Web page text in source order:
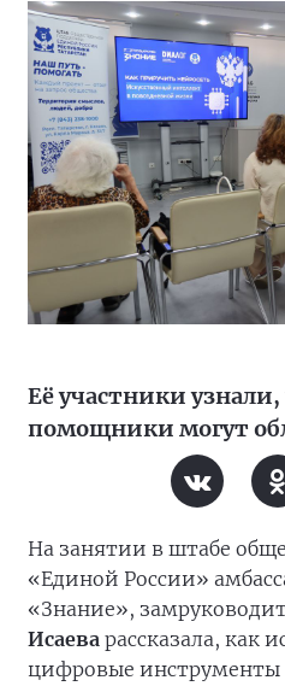
Её участники
помощники могут
На занятии в штабе
«Единой России»
«Знание»,
Исаева рассказала, как
цифровые инструменты